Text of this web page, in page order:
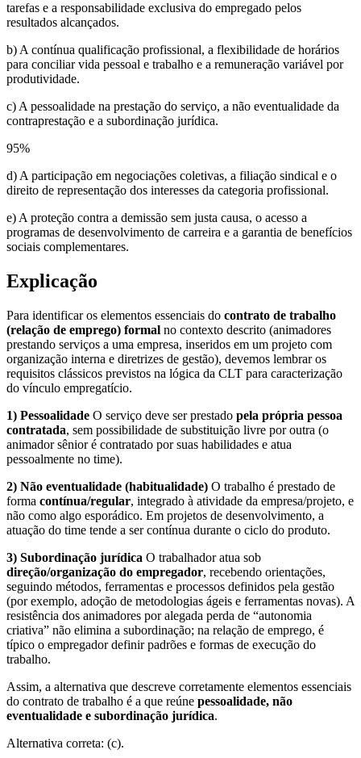
tarefas e a responsabilidade exclusiva do empregado pelos
resultados alcançados.
b) A contínua qualificação profissional, a flexibilidade de horários
para conciliar vida pessoal e trabalho e a remuneração variável por
produtividade.
c) A pessoalidade na prestação do serviço, a não eventualidade da
contraprestação e a subordinação jurídica.
95%
d) A participação em negociações coletivas, a filiação sindical e o
direito de representação dos interesses da categoria profissional.
e) A proteção contra a demissão sem justa causa, o acesso a
programas de desenvolvimento de carreira e a garantia de benefícios
sociais complementares.
Explicação
Para identificar os elementos essenciais do contrato de trabalho
(relação de emprego) formal no contexto descrito (animadores
prestando serviços a uma empresa, inseridos em um projeto com
organização interna e diretrizes de gestão), devemos lembrar os
requisitos clássicos previstos na lógica da CLT para caracterização
do vínculo empregatício.
1) Pessoalidade O serviço deve ser prestado pela própria pessoa
contratada, sem possibilidade de substituição livre por outra (o
animador sênior é contratado por suas habilidades e atua
pessoalmente no time).
2) Não eventualidade (habitualidade) O trabalho é prestado de
forma contínua/regular, integrado à atividade da empresa/projeto, e
não como algo esporádico. Em projetos de desenvolvimento, a
atuação do time tende a ser contínua durante o ciclo do produto.
3) Subordinação jurídica O trabalhador atua sob
direção/organização do empregador, recebendo orientações,
seguindo métodos, ferramentas e processos definidos pela gestão
(por exemplo, adoção de metodologias ágeis e ferramentas novas). A
resistência dos animadores por alegada perda de “autonomia
criativa” não elimina a subordinação; na relação de emprego, é
típico o empregador definir padrões e formas de execução do
trabalho.
Assim, a alternativa que descreve corretamente elementos essenciais
do contrato de trabalho é a que reúne pessoalidade, não
eventualidade e subordinação jurídica.
Alternativa correta: (c).